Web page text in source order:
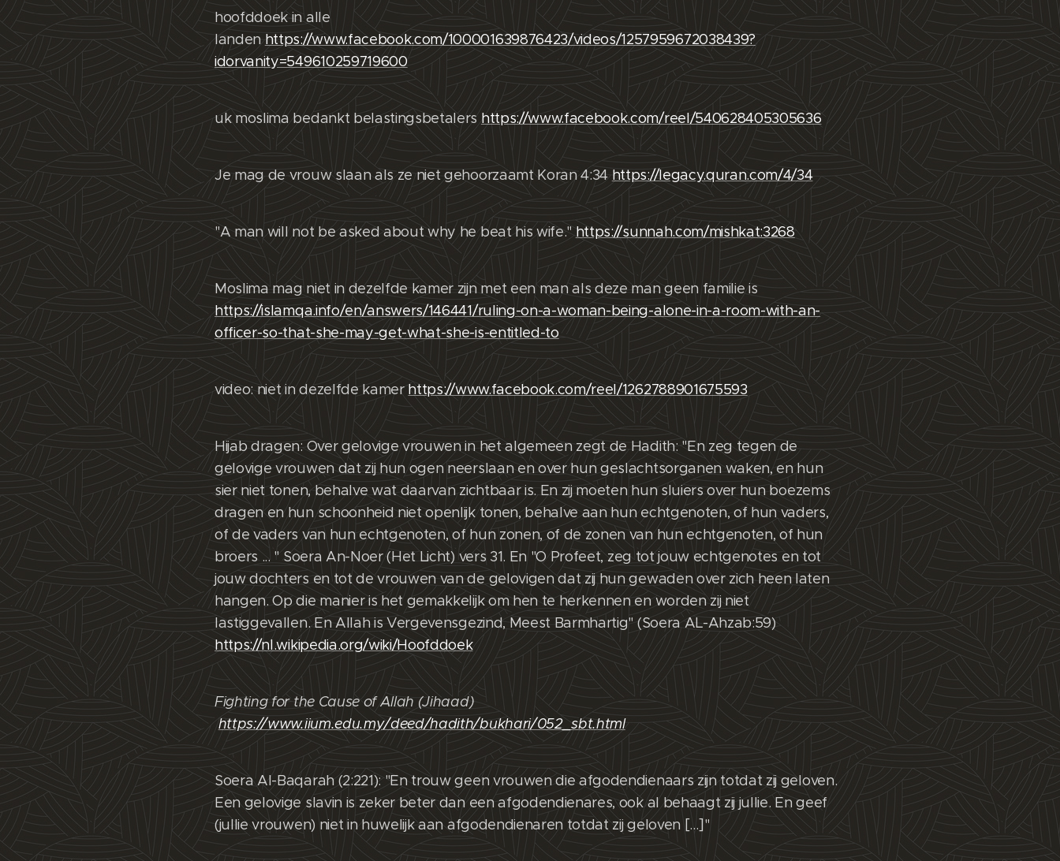
hoofddoek in alle
landen https://www.facebook.com/100001639876423/videos/1257959672038439?
idorvanity=549610259719600
uk moslima bedankt belastingsbetalers https://www.facebook.com/reel/540628405305636
Je mag de vrouw slaan als ze niet gehoorzaamt Koran 4:34 https://legacy.quran.com/4/34
"A man will not be asked about why he beat his wife."https://sunnah.com/mishkat:3268
Moslima mag niet in dezelfde kamer zijn met een man als deze man geen familie is
https://islamqa.info/en/answers/146441/ruling-on-a-woman-being-alone-in-a-room-with-an-
officer-so-that-she-may-get-what-she-is-entitled-to
video: niet in dezelfde kamerhttps://www.facebook.com/reel/1262788901675593
Hijab dragen: Over gelovige vrouwen in het algemeen zegt de Hadith: "En zeg tegen de
gelovige vrouwen dat zij hun ogen neerslaan en over hun geslachtsorganen waken, en hun
sier niet tonen, behalve wat daarvan zichtbaar is. En zij moeten hun sluiers over hun boezems
dragen en hun schoonheid niet openlijk tonen, behalve aan hun echtgenoten, of hun vaders,
of de vaders van hun echtgenoten, of hun zonen, of de zonen van hun echtgenoten, of hun
broers ... " Soera An-Noer (Het Licht) vers 31. En "O Profeet, zeg tot jouw echtgenotes en tot
jouw dochters en tot de vrouwen van de gelovigen dat zij hun gewaden over zich heen laten
hangen. Op die manier is het gemakkelijk om hen te herkennen en worden zij niet
lastiggevallen. En Allah is Vergevensgezind, Meest Barmhartig" (Soera AL-Ahzab:59)
https://nl.wikipedia.org/wiki/Hoofddoek
Fighting for the Cause of Allah (Jihaad)
https://www.iium.edu.my/deed/hadith/bukhari/052_sbt.html
Soera Al-Baqarah (2:221): "En trouw geen vrouwen die afgodendienaars zijn totdat zij geloven.
Een gelovige slavin is zeker beter dan een afgodendienares, ook al behaagt zij jullie. En geef
(jullie vrouwen) niet in huwelijk aan afgodendienaren totdat zij geloven […]"